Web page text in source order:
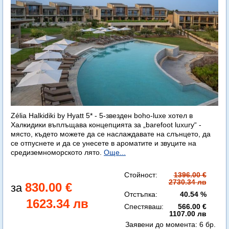
Zélia Halkidiki by Hyatt 5* - 5-звезден boho-luxe хотел в
Халкидики въплъщава концепцията за „barefoot luxury“ -
място, където можете да се наслаждавате на слънцето, да
се отпуснете и да се унесете в ароматите и звуците на
средиземноморското лято. Още...
830.00 €
1623.34 лв
Стойност:
1396.00 €
2730.34 лв
Отстъпка:
40.54 %
Спестяваш:
566.00 €
1107.00 лв
Заявени до момента: 6 бр.